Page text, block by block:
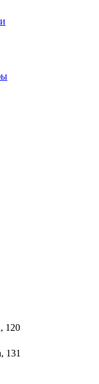
120
131